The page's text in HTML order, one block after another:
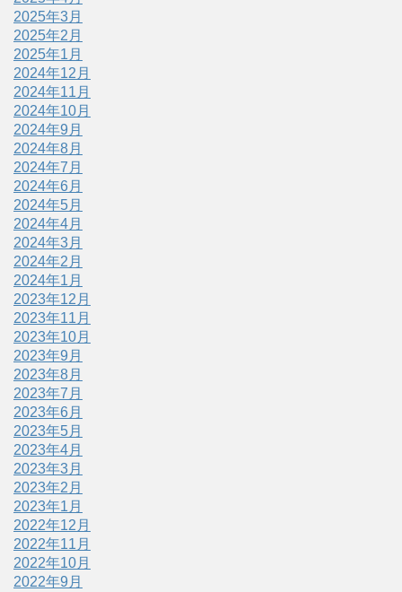
2025年3月
2025年2月
2025年1月
2024年12月
2024年11月
2024年10月
2024年9月
2024年8月
2024年7月
2024年6月
2024年5月
2024年4月
2024年3月
2024年2月
2024年1月
2023年12月
2023年11月
2023年10月
2023年9月
2023年8月
2023年7月
2023年6月
2023年5月
2023年4月
2023年3月
2023年2月
2023年1月
2022年12月
2022年11月
2022年10月
2022年9月